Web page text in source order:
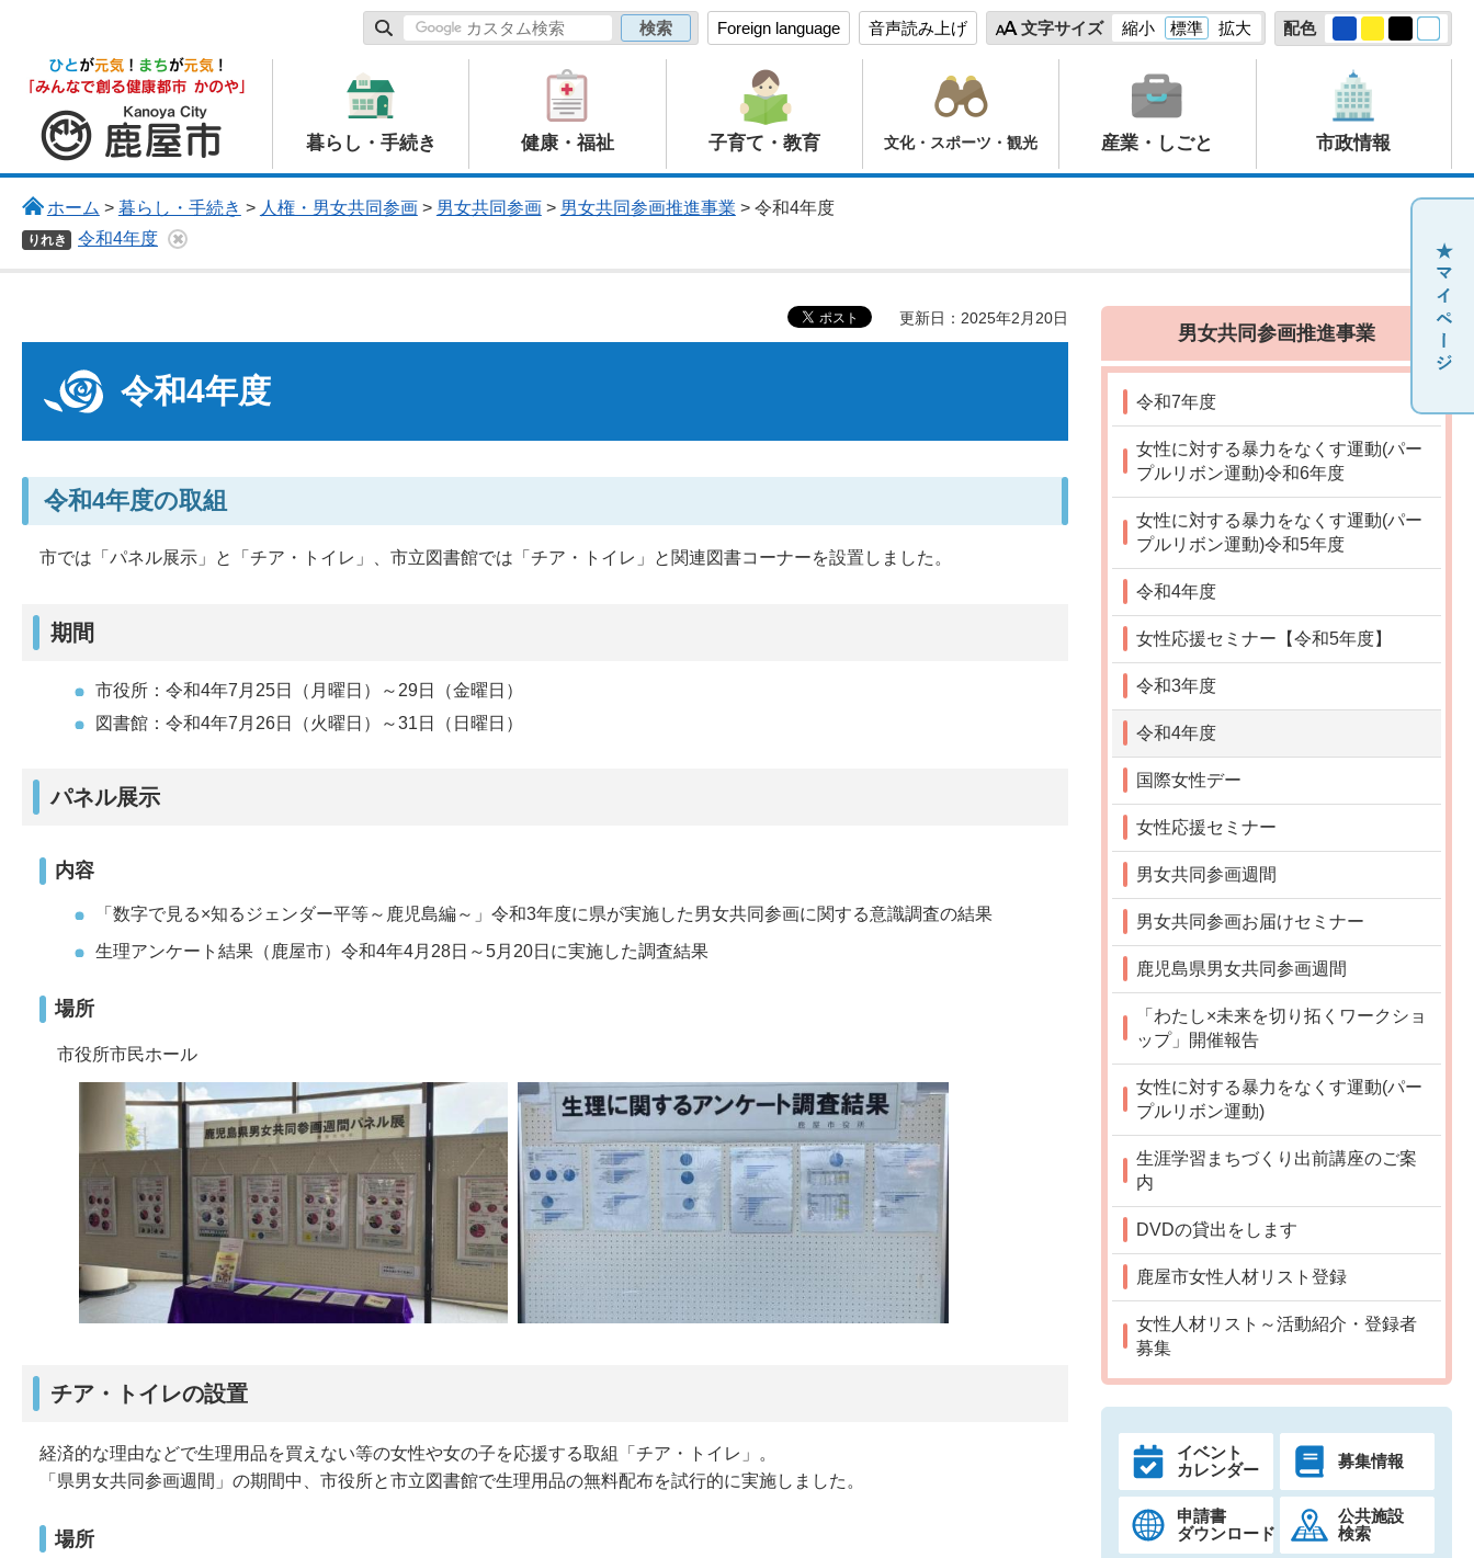
Foreign language 音声読み上げ 文字サイズ 縮小 標準 拡大 配色
鹿屋市
暮らし・手続き 健康・福祉 子育て・教育 文化・スポーツ・観光 産業・しごと 市政情報
ホーム > 暮らし・手続き > 人権・男女共同参画> 男女共同参画> 男女共同参画推進事業 > 令和4年度
りれき 令和4年度
更新日：2025年2月20日
令和4年度
令和4年度の取組
市では「パネル展示」と「チア・トイレ」、市立図書館では「チア・トイレ」と関連図書コーナーを設置しました。
期間
市役所：令和4年7月25日（月曜日）～29日（金曜日）
図書館：令和4年7月26日（火曜日）～31日（日曜日）
パネル展示
内容
「数字で見る×知るジェンダー平等～鹿児島編～」令和3年度に県が実施した男女共同参画に関する意識調査の結果
生理アンケート結果（鹿屋市）令和4年4月28日～5月20日に実施した調査結果
場所
市役所市民ホール
チア・トイレの設置
経済的な理由などで生理用品を買えない等の女性や女の子を応援する取組「チア・トイレ」。
「県男女共同参画週間」の期間中、市役所と市立図書館で生理用品の無料配布を試行的に実施しました。
場所
男女共同参画推進事業
令和7年度
女性に対する暴力をなくす運動(パー
プルリボン運動)令和6年度
女性に対する暴力をなくす運動(パー
プルリボン運動)令和5年度
令和4年度
女性応援セミナー【令和5年度】
令和3年度
令和4年度
国際女性デー
女性応援セミナー
男女共同参画週間
男女共同参画お届けセミナー
鹿児島県男女共同参画週間
「わたし×未来を切り拓くワークショ
ップ」開催報告
女性に対する暴力をなくす運動(パー
プルリボン運動)
生涯学習まちづくり出前講座のご案
内
DVDの貸出をします
鹿屋市女性人材リスト登録
女性人材リスト～活動紹介・登録者
募集
イベント
カレンダー
募集情報
申請書
ダウンロード
公共施設
検索